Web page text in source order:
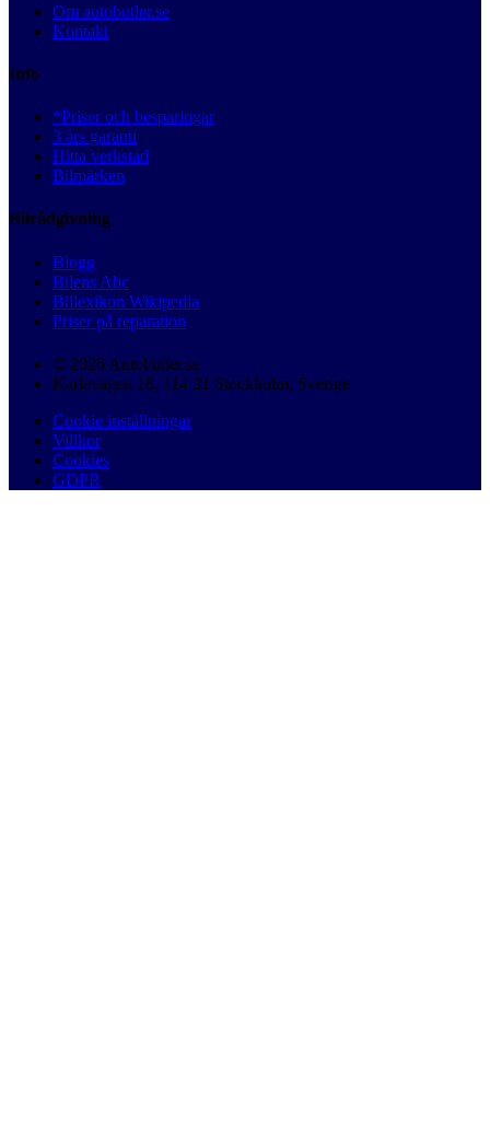
Om autobutler.se
Kontakt
Info
*Priser och besparingar
3 års garanti
Hitta verkstad
Bilmärken
Bilrådgivning
Blogg
Bilens Abc
Billexikon Wikipedia
Priser på reparation
© 2026 Autobutler.se
Karlavägen 18, 114 31 Stockholm, Sverige
Cookie inställningar
Villkor
Cookies
GDPR